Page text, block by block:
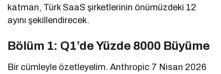
katman, Türk SaaS şirketlerinin önümüzdeki 12
ayını şekillendirecek.
Bölüm 1: Q1’de Yüzde 8000 Büyüme
Bir cümleyle özetleyelim. Anthropic 7 Nisan 2026